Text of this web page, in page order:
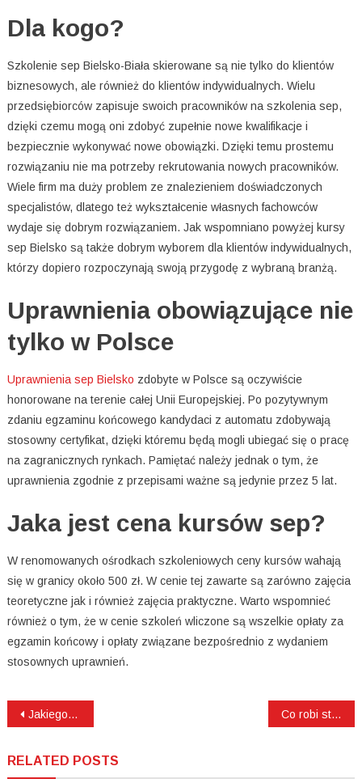
Dla kogo?
Szkolenie sep Bielsko-Biała skierowane są nie tylko do klientów
biznesowych, ale również do klientów indywidualnych. Wielu
przedsiębiorców zapisuje swoich pracowników na szkolenia sep,
dzięki czemu mogą oni zdobyć zupełnie nowe kwalifikacje i
bezpiecznie wykonywać nowe obowiązki. Dzięki temu prostemu
rozwiązaniu nie ma potrzeby rekrutowania nowych pracowników.
Wiele firm ma duży problem ze znalezieniem doświadczonych
specjalistów, dlatego też wykształcenie własnych fachowców
wydaje się dobrym rozwiązaniem. Jak wspomniano powyżej kursy
sep Bielsko są także dobrym wyborem dla klientów indywidualnych,
którzy dopiero rozpoczynają swoją przygodę z wybraną branżą.
Uprawnienia obowiązujące nie
tylko w Polsce
Uprawnienia sep Bielsko zdobyte w Polsce są oczywiście
honorowane na terenie całej Unii Europejskiej. Po pozytywnym
zdaniu egzaminu końcowego kandydaci z automatu zdobywają
stosowny certyfikat, dzięki któremu będą mogli ubiegać się o pracę
na zagranicznych rynkach. Pamiętać należy jednak o tym, że
uprawnienia zgodnie z przepisami ważne są jedynie przez 5 lat.
Jaka jest cena kursów sep?
W renomowanych ośrodkach szkoleniowych ceny kursów wahają
się w granicy około 500 zł. W cenie tej zawarte są zarówno zajęcia
teoretyczne jak i również zajęcia praktyczne. Warto wspomnieć
również o tym, że w cenie szkoleń wliczone są wszelkie opłaty za
egzamin końcowy i opłaty związane bezpośrednio z wydaniem
stosownych uprawnień.
Nawigacja
Jakiego ortodontę wybrać w Gliwicach i Rudzie Śląskiej? Co robi stomatolog Wrocław?
RELATED POSTS